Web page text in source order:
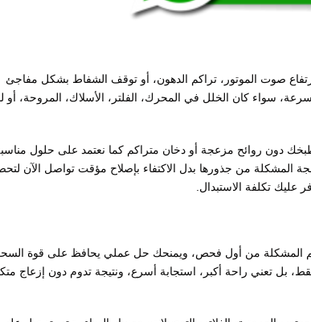
صوت الموتور، تراكم الدهون، أو توقف الشفاط بشكل مفاجئ
سواء كان الخلل في المحرك، الفلتر، الأسلاك، المروحة، أو
دون روائح مزعجة أو دخان متراكم كما نعتمد على حلول
المشكلة من جذورها بدل الاكتفاء بإصلاح مؤقت تواصل الآن
تكلفة الاستبدال.
المشكلة من أول فحص، ويمنحك حل عملي يحافظ على قوة
بل تعني راحة أكبر، استجابة أسرع، ونتيجة تدوم دون إزعاج